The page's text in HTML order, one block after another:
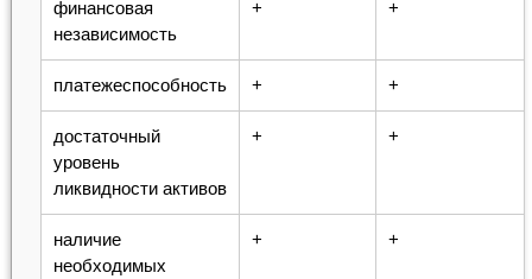
финансовая
независимость
+ +
платежеспособность + +
достаточный
уровень
ликвидности активов
+ +
наличие
необходимых
+ +